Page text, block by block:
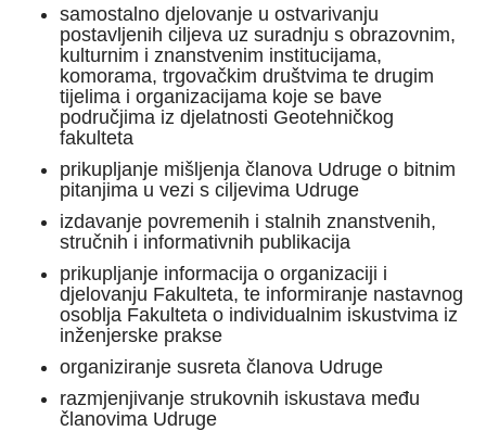
samostalno djelovanje u ostvarivanju
postavljenih ciljeva uz suradnju s obrazovnim,
kulturnim i znanstvenim institucijama,
komorama, trgovačkim društvima te drugim
tijelima i organizacijama koje se bave
područjima iz djelatnosti Geotehničkog
fakulteta
prikupljanje mišljenja članova Udruge o bitnim
pitanjima u vezi s ciljevima Udruge
izdavanje povremenih i stalnih znanstvenih,
stručnih i informativnih publikacija
prikupljanje informacija o organizaciji i
djelovanju Fakulteta, te informiranje nastavnog
osoblja Fakulteta o individualnim iskustvima iz
inženjerske prakse
organiziranje susreta članova Udruge
razmjenjivanje strukovnih iskustava među
članovima Udruge